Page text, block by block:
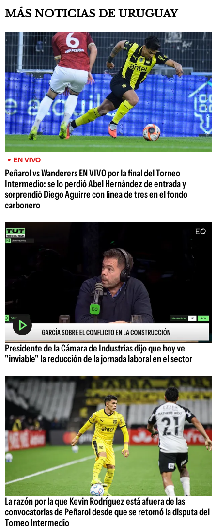
MÁS NOTICIAS DE URUGUAY
EN VIVO
Peñarol vs Wanderers EN VIVO por la final del Torneo
Intermedio: se lo perdió Abel Hernández de entrada y
sorprendió Diego Aguirre con línea de tres en el fondo
carbonero
Presidente de la Cámara de Industrias dijo que hoy ve
"inviable" la reducción de la jornada laboral en el sector
La razón por la que Kevin Rodríguez está afuera de las
convocatorias de Peñarol desde que se retomó la disputa del
Torneo Intermedio